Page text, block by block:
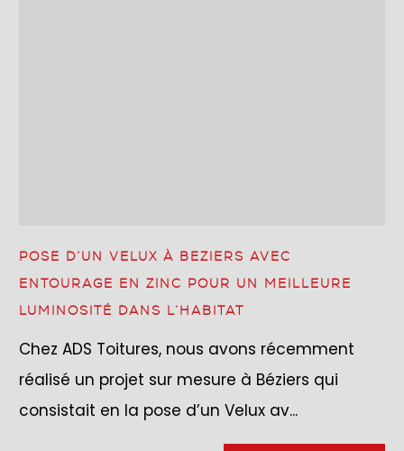
POSE D’UN VELUX À BEZIERS AVEC
ENTOURAGE EN ZINC POUR UN MEILLEURE
LUMINOSITÉ DANS L’HABITAT
Chez ADS Toitures, nous avons récemment
réalisé un projet sur mesure à Béziers qui
consistait en la pose d’un Velux av...